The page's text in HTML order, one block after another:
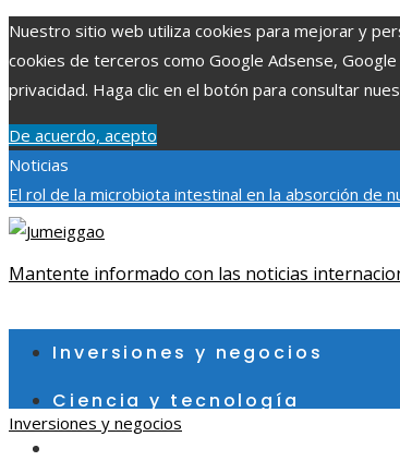
Nuestro sitio web utiliza cookies para mejorar y
cookies de terceros como Google Adsense,
privacidad. Haga clic en el botón para consultar
De acuerdo, acepto
Noticias
El rol de la microbiota intestinal en la absorción de
Patrimonio de la Humanidad y su importancia
sábado, agosto 8
Mantente informado con las noticias
Inversiones y negocios
Ciencia y tecnología
Inversiones y negocios